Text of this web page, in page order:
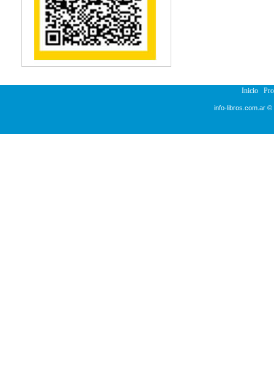
Reumatología
Salud Pública
Sección Medicina
Semiología
Terapia Ocupacional
Veterinaria
Inicio
info-libros.com.ar